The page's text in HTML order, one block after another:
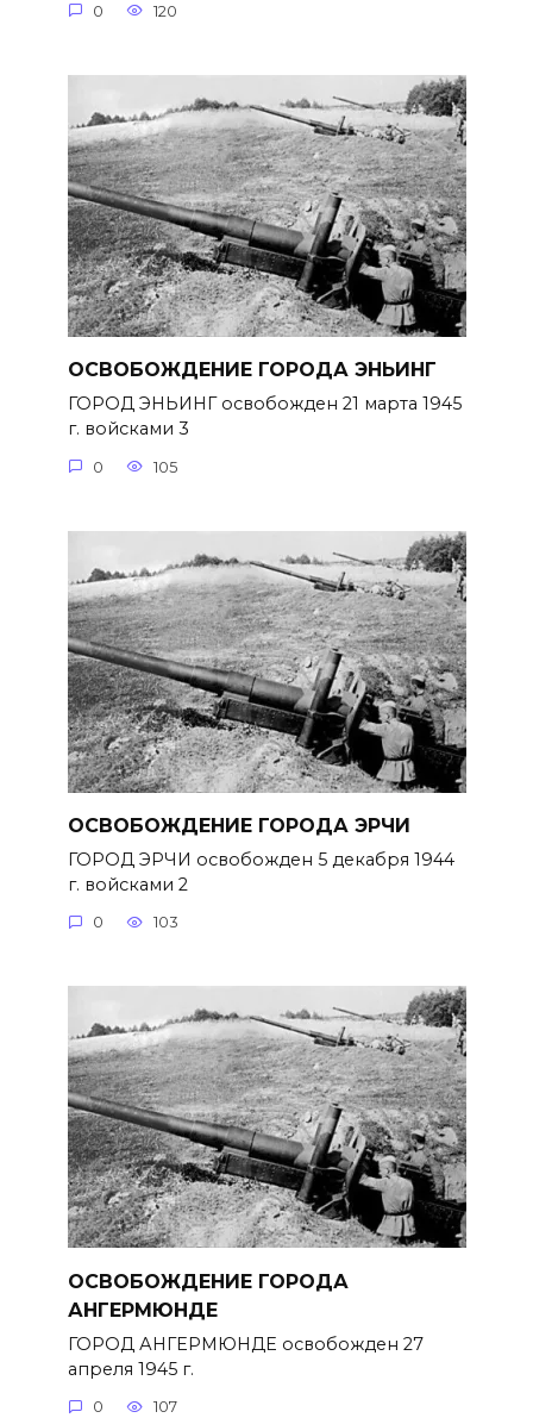
0 120
ОСВОБОЖДЕНИЕ ГОРОДА ЭНЬИНГ
ГОРОД ЭНЬИНГ освобожден 21 марта 1945
г. войсками 3
0 105
ОСВОБОЖДЕНИЕ ГОРОДА ЭРЧИ
ГОРОД ЭРЧИ освобожден 5 декабря 1944
г. войсками 2
0 103
ОСВОБОЖДЕНИЕ ГОРОДА
АНГЕРМЮНДЕ
ГОРОД АНГЕРМЮНДЕ освобожден 27
апреля 1945 г.
0 107